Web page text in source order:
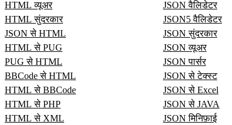
HTML व्यूअर
HTML सुंदरकार
JSON से HTML
HTML से PUG
PUG से HTML
BBCode से HTML
HTML से BBCode
HTML से PHP
HTML से XML
JSON वैलिडेटर
JSON5 वैलिडेटर
JSON सुंदरकार
JSON व्यूअर
JSON पार्सर
JSON से टेक्स्ट
JSON से Excel
JSON से JAVA
JSON मिनिफ़ाई